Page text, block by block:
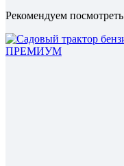
Рекомендуем посмотреть